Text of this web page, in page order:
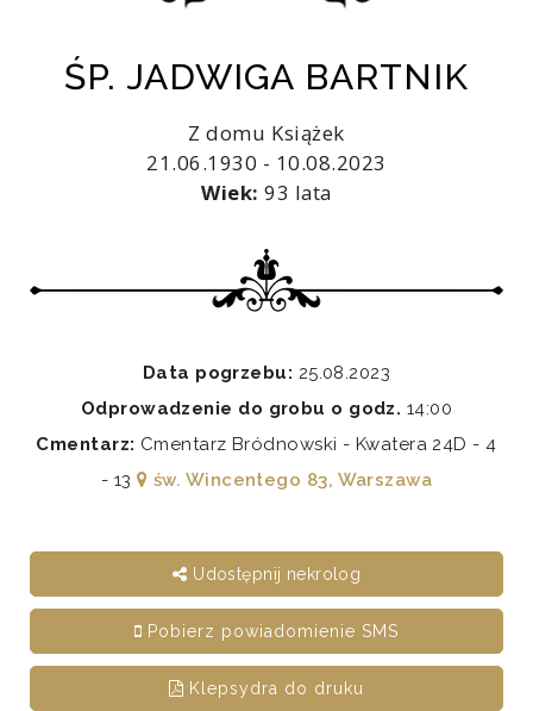
ŚP. JADWIGA BARTNIK
Z domu Książek
21.06.1930 - 10.08.2023
Wiek: 93 lata
Data pogrzebu: 25.08.2023
Odprowadzenie do grobu o godz. 14:00
Cmentarz: Cmentarz Bródnowski - Kwatera 24D - 4
- 13
św. Wincentego 83, Warszawa
Udostępnij nekrolog
Pobierz powiadomienie SMS
Klepsydra do druku